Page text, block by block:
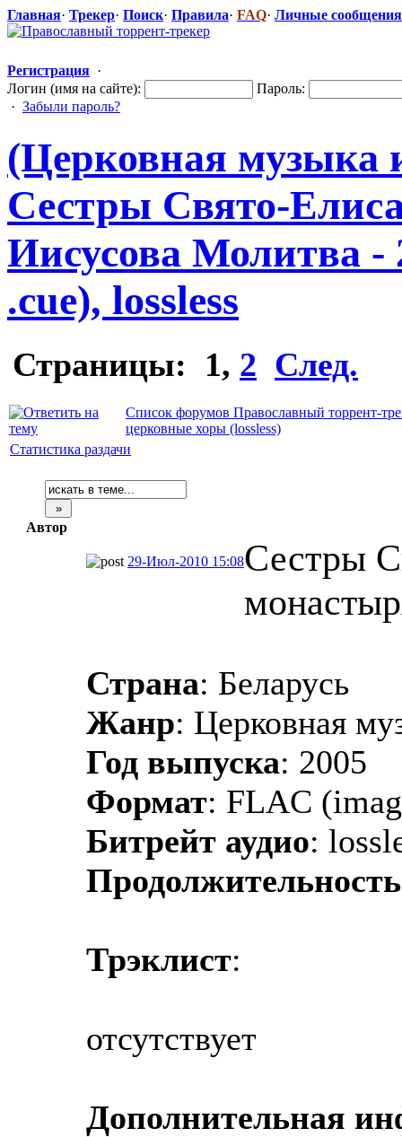
Главная· Трекер· Поиск· Правила· FAQ· Личные сообщения
Регистрация ·
Логин (имя на сайте):
Пароль:
· Забыли пароль?
(Церковная музыка
Сестры Свято-
Иисусова Молитва -
.cue), lossless
Страницы: 1, 2 След.
Список форумов Православный торрент-
церковные хоры (lossless)
Статистика раздачи
Автор
29-Июл-2010 15:08Сестры
Страна: Беларусь
Жанр: Церковная
Год выпуска: 2005
Формат: FLAC
Битрейт аудио:
Продолжительность
Трэклист:
отсутствует
Дополнительная